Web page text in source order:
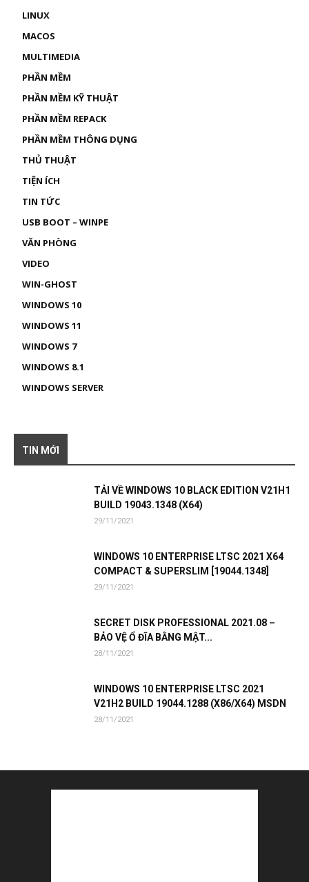
LINUX
MACOS
MULTIMEDIA
PHẦN MỀM
PHẦN MỀM KỸ THUẬT
PHẦN MỀM REPACK
PHẦN MỀM THÔNG DỤNG
THỦ THUẬT
TIỆN ÍCH
TIN TỨC
USB BOOT – WINPE
VĂN PHÒNG
VIDEO
WIN-GHOST
WINDOWS 10
WINDOWS 11
WINDOWS 7
WINDOWS 8.1
WINDOWS SERVER
TIN MỚI
TẢI VỀ WINDOWS 10 BLACK EDITION V21H1
BUILD 19043.1348 (X64)
29/11/2021
WINDOWS 10 ENTERPRISE LTSC 2021 X64
COMPACT & SUPERSLIM [19044.1348]
29/11/2021
SECRET DISK PROFESSIONAL 2021.08 –
BẢO VỆ Ổ ĐĨA BẰNG MẬT...
28/11/2021
WINDOWS 10 ENTERPRISE LTSC 2021
V21H2 BUILD 19044.1288 (X86/X64) MSDN
28/11/2021